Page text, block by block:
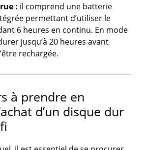
: il comprend une batterie
permettant d’utiliser le
6 heures en continu. En mode
jusqu’à 20 heures avant
rechargée.
à prendre en
d’un disque dur